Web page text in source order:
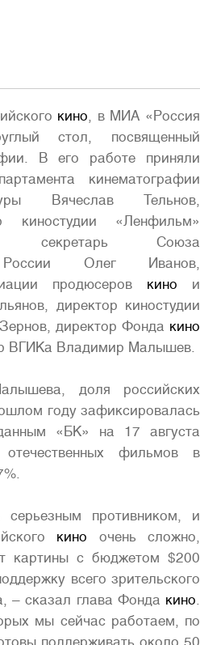
кино, в МИА «Россия
стол, посвященный
В его работе приняли
кинематографии
Вячеслав Тельнов,
киностудии «Ленфильм»
секретарь Союза
России Олег Иванов,
продюсеров кино и
директор киностудии
директор Фонда кино
ВГИКа Владимир Малышев.
доля российских
году зафиксировалась
«БК» на 17 августа
фильмов в
противником, и
кино очень сложно,
картины с бюджетом $200
всего зрительского
– сказал глава Фонда кино.
мы сейчас работаем, по
поддерживать около 50